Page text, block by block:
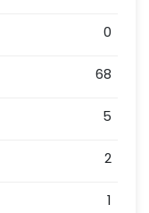
0
68
5
2
1